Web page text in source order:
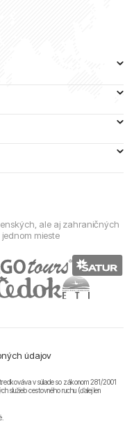
ale aj zahraničných
mieste
údajov
v súlade so zákonom 281/2001
služieb cestovného ruchu (ďalej len